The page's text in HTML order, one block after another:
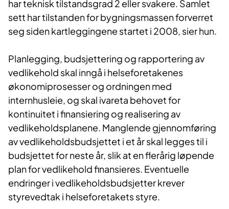
har teknisk tilstandsgrad 2 eller svakere. Samlet
sett har tilstanden for bygningsmassen forverret
seg siden kartleggingene startet i 2008, sier hun.
Planlegging, budsjettering og rapportering av
vedlikehold skal inngå i helseforetakenes
økonomiprosesser og ordningen med
internhusleie, og skal ivareta behovet for
kontinuitet i finansiering og realisering av
vedlikeholdsplanene. Manglende gjennomføring
av vedlikeholdsbudsjettet i et år skal legges til i
budsjettet for neste år, slik at en flerårig løpende
plan for vedlikehold finansieres. Eventuelle
endringer i vedlikeholdsbudsjetter krever
styrevedtak i helseforetakets styre.